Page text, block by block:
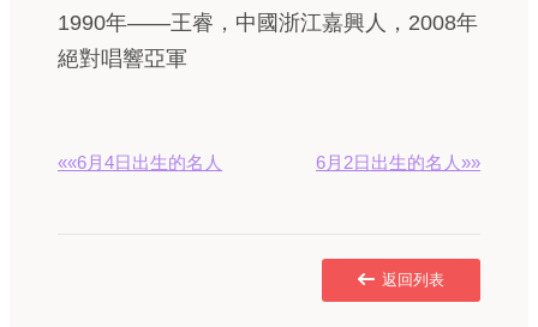
1990年——王睿，中國浙江嘉興人，2008年
絕對唱響亞軍
««6月4日出生的名人 6月2日出生的名人»»
返回列表